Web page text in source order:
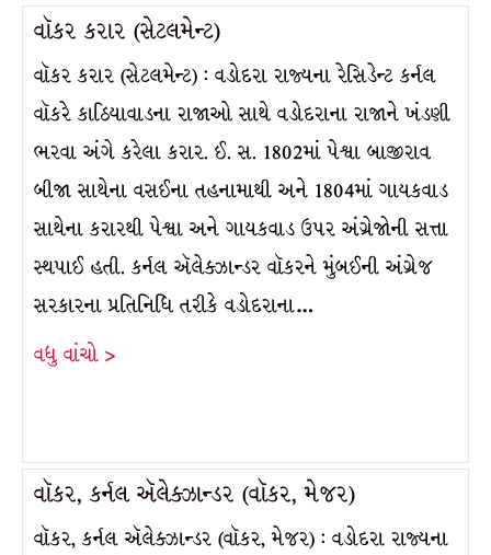
વૉકર કરાર (સેટલમેન્ટ)
વૉકર કરાર (સેટલમેન્ટ) : વડોદરા રાજ્યના રેસિડેન્ટ કર્નલ
વૉકરે કાઠિયાવાડના રાજાઓ સાથે વડોદરાના રાજાને ખંડણી
ભરવા અંગે કરેલા કરાર. ઈ. સ. 1802માં પેશ્વા બાજીરાવ
બીજા સાથેના વસઈના તહનામાથી અને 1804માં ગાયકવાડ
સાથેના કરારથી પેશ્વા અને ગાયકવાડ ઉપર અંગ્રેજોની સત્તા
સ્થપાઈ હતી. કર્નલ ઍલેક્ઝાન્ડર વૉકરને મુંબઈની અંગ્રેજ
સરકારના પ્રતિનિધિ તરીકે વડોદરાના…
વધુ વાંચો >
વૉકર, કર્નલ ઍલેક્ઝાન્ડર (વૉકર, મેજર)
વૉકર, કર્નલ ઍલેક્ઝાન્ડર (વૉકર, મેજર) : વડોદરા રાજ્યના